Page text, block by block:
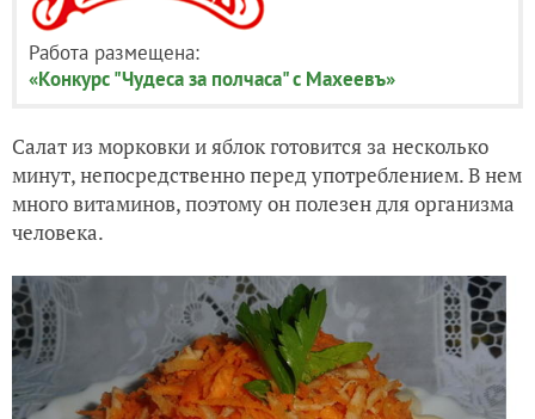
Работа размещена:
«Конкурс "Чудеса за полчаса" с Махеевъ»
Салат из морковки и яблок готовится за несколько
минут, непосредственно перед употреблением. В нем
много витаминов, поэтому он полезен для организма
человека.